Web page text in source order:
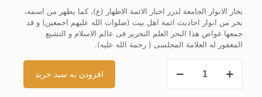
بحار الانوار الجامعة لدرر اخبار الائمة الاطهار (ع)، کما یظهر من اسمه،
بحر من انوار احادیث ائمة اهل بیت (صلوات الله علیهم اجمعین) و قد
جمعها غواص هذا البحر العلم النحریر فی عالم الاسلام و التشیع
المغفور له العلامة المجلسی ( رحمة الله علیه).
منتخب
افزودن به سبد خرید